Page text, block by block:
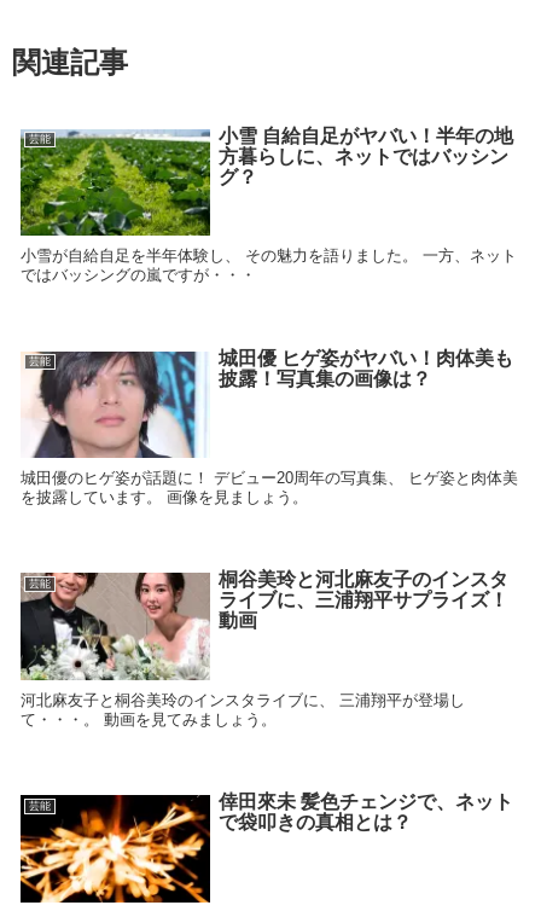
関連記事
芸能
小雪 自給自足がヤバい！半年の地
方暮らしに、ネットではバッシン
グ？
小雪が自給自足を半年体験し、 その魅力を語りました。 一方、ネット
ではバッシングの嵐ですが・・・
芸能
城田優 ヒゲ姿がヤバい！肉体美も
披露！写真集の画像は？
城田優のヒゲ姿が話題に！ デビュー20周年の写真集、 ヒゲ姿と肉体美
を披露しています。 画像を見ましょう。
芸能
桐谷美玲と河北麻友子のインスタ
ライブに、三浦翔平サプライズ！
動画
河北麻友子と桐谷美玲のインスタライブに、 三浦翔平が登場し
て・・・。 動画を見てみましょう。
芸能
倖田來未 髪色チェンジで、ネット
で袋叩きの真相とは？